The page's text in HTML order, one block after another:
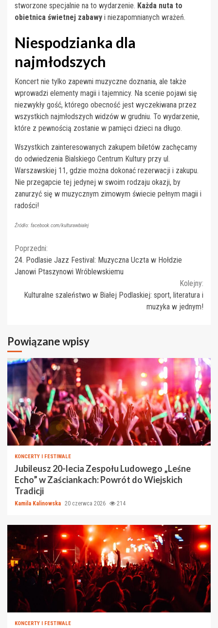
stworzone specjalnie na to wydarzenie. Każda nuta to
obietnica świetnej zabawy i niezapomnianych wrażeń.
Niespodzianka dla
najmłodszych
Koncert nie tylko zapewni muzyczne doznania, ale także
wprowadzi elementy magii i tajemnicy. Na scenie pojawi się
niezwykły gość, którego obecność jest wyczekiwana przez
wszystkich najmłodszych widzów w grudniu. To wydarzenie,
które z pewnością zostanie w pamięci dzieci na długo.
Wszystkich zainteresowanych zakupem biletów zachęcamy
do odwiedzenia Bialskiego Centrum Kultury przy ul.
Warszawskiej 11, gdzie można dokonać rezerwacji i zakupu.
Nie przegapcie tej jedynej w swoim rodzaju okazji, by
zanurzyć się w muzycznym zimowym świecie pełnym magii i
radości!
Źródło: facebook.com/kulturawbialej
Continue
Reading
Poprzedni:
24. Podlasie Jazz Festival: Muzyczna Uczta w Hołdzie
Janowi Ptaszynowi Wróblewskiemu
Kolejny:
Kulturalne szaleństwo w Białej Podlaskiej: sport, literatura i
muzyka w jednym!
Powiązane wpisy
KONCERTY I FESTIWALE
Jubileusz 20-lecia Zespołu Ludowego „Leśne
Echo” w Zaściankach: Powrót do Wiejskich
Tradicji
Kamila Kalinowska 20 czerwca 2026 214
KONCERTY I FESTIWALE